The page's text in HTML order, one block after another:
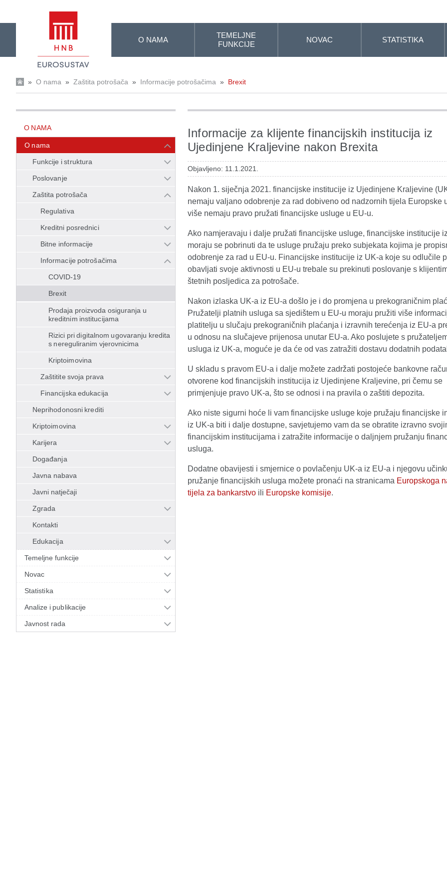
O NAMA
TEMELJNE
FUNKCIJE
NOVAC STATISTIKA
» O nama » Zaštita potrošača » Informacije potrošačima » Brexit
O NAMA
O nama
Funkcije i struktura
Poslovanje
Zaštita potrošača
Regulativa
Kreditni posrednici
Bitne informacije
Informacije potrošačima
COVID-19
Brexit
Prodaja proizvoda osiguranja u
kreditnim institucijama
Rizici pri digitalnom ugovaranju kredita
s nereguliranim vjerovnicima
Kriptoimovina
Zaštitite svoja prava
Financijska edukacija
Neprihodonosni krediti
Kriptoimovina
Karijera
Događanja
Javna nabava
Javni natječaji
Zgrada
Kontakti
Edukacija
Temeljne funkcije
Novac
Statistika
Analize i publikacije
Javnost rada
Informacije za klijente financijskih institucija iz
Ujedinjene Kraljevine nakon Brexita
Objavljeno: 11.1.2021.
Nakon 1. siječnja 2021. financijske institucije iz Ujedinjene Kraljevine
nemaju valjano odobrenje za rad dobiveno od nadzornih tijela Europske
više nemaju pravo pružati financijske usluge u EU-u.
Ako namjeravaju i dalje pružati financijske usluge, financijske institucije
moraju se pobrinuti da te usluge pružaju preko subjekata kojima je
odobrenje za rad u EU-u. Financijske institucije iz UK-a koje su odlučile
obavljati svoje aktivnosti u EU-u trebale su prekinuti poslovanje s
štetnih posljedica za potrošače.
Nakon izlaska UK-a iz EU-a došlo je i do promjena u prekograničnim
Pružatelji platnih usluga sa sjedištem u EU-u moraju pružiti više
platitelju u slučaju prekograničnih plaćanja i izravnih terećenja iz EU-a
u odnosu na slučajeve prijenosa unutar EU-a. Ako poslujete s
usluga iz UK-a, moguće je da će od vas zatražiti dostavu dodatnih
U skladu s pravom EU-a i dalje možete zadržati postojeće bankovne
otvorene kod financijskih institucija iz Ujedinjene Kraljevine, pri čemu se
primjenjuje pravo UK-a, što se odnosi i na pravila o zaštiti depozita.
Ako niste sigurni hoće li vam financijske usluge koje pružaju financijske
iz UK-a biti i dalje dostupne, savjetujemo vam da se obratite izravno
financijskim institucijama i zatražite informacije o daljnjem pružanju
usluga.
Dodatne obavijesti i smjernice o povlačenju UK-a iz EU-a i njegovu
pružanje financijskih usluga možete pronaći na stranicama Europskoga
tijela za bankarstvo ili Europske komisije.